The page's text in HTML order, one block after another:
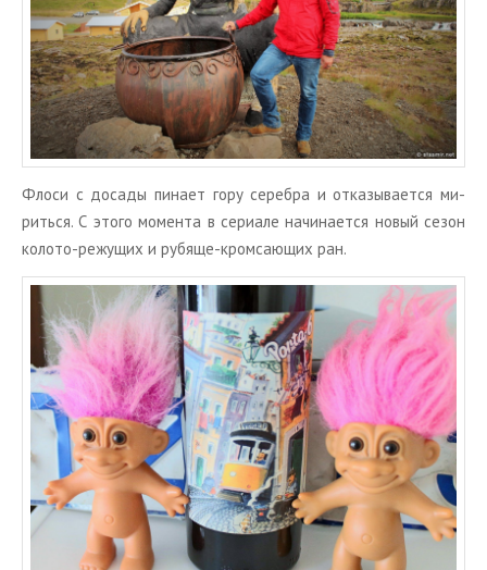
Флоси с до­са­ды пи­на­ет гору се­реб­ра и от­ка­зы­ва­ет­ся ми­
рить­ся. С этого мо­мен­та в се­ри­а­ле на­чи­на­ет­ся новый сезон
ко­ло­то-ре­жу­щих и ру­бя­ще-кром­са­ю­щих ран.